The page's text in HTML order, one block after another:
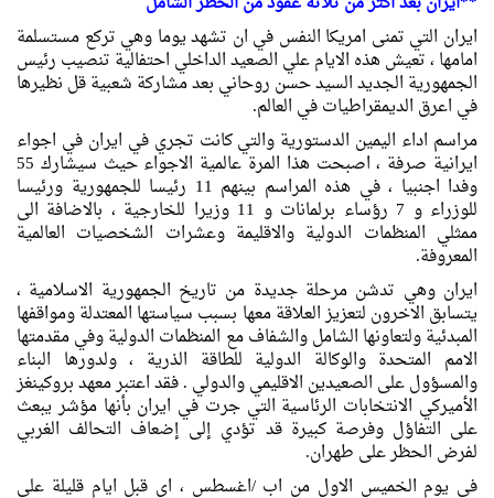
ايران التي تمنى امريكا النفس في ان تشهد يوما وهي تركع مستسلمة
امامها ، تعيش هذه الايام علي الصعيد الداخلي احتفالية تنصيب رئيس
الجمهورية الجديد السيد حسن روحاني بعد مشاركة شعبية قل نظيرها
في اعرق الديمقراطيات في العالم.
مراسم اداء اليمين الدستورية والتي كانت تجري في ايران في اجواء
ايرانية صرفة ، اصبحت هذا المرة عالمية الاجواء حيث سيشارك 55
وفدا اجنبيا ، في هذه المراسم بينهم 11 رئيسا للجمهورية ورئيسا
للوزراء و 7 رؤساء برلمانات و 11 وزيرا للخارجية ، بالاضافة الى
ممثلي المنظمات الدولية والاقليمة وعشرات الشخصيات العالمية
المعروفة.
ايران وهي تدشن مرحلة جديدة من تاريخ الجمهورية الاسلامية ،
يتسابق الاخرون لتعزيز العلاقة معها بسبب سياستها المعتدلة ومواقفها
المبدئية ولتعاونها الشامل والشفاف مع المنظمات الدولية وفي مقدمتها
الامم المتحدة والوكالة الدولية للطاقة الذرية ، ولدورها البناء
والمسؤول على الصعيدين الاقليمي والدولي . فقد اعتبر معهد بروكينغز
الأميركي الانتخابات الرئاسية التي جرت في ايران بأنها مؤشر يبعث
على التفاؤل وفرصة كبيرة قد تؤدي إلى إضعاف التحالف الغربي
لفرض الحظر على طهران.
في يوم الخميس الاول من اب /اغسطس ، اي قبل ايام قليلة على